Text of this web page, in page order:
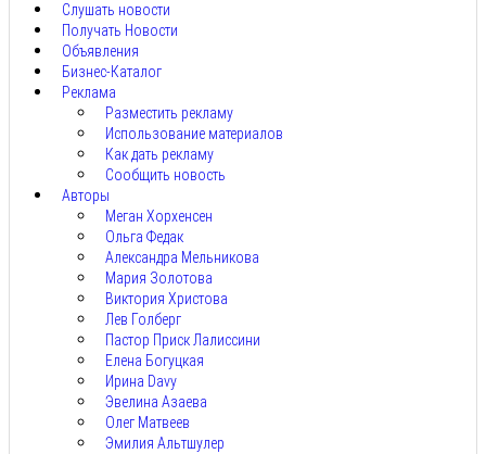
Слушать новости
Получать Новости
Объявления
Бизнес-Каталог
Реклама
Разместить рекламу
Использование материалов
Как дать рекламу
Сообщить новость
Авторы
Меган Хорхенсен
Ольга Федак
Александра Мельникова
Мария Золотова
Виктория Христова
Лев Голберг
Пастор Приск Лалиссини
Елена Богуцкая
Ирина Davy
Эвелина Азаева
Олег Матвеев
Эмилия Альтшулер